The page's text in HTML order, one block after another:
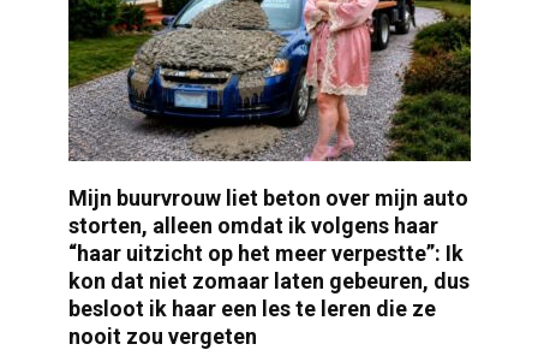
Mijn buurvrouw liet beton over mijn auto
storten, alleen omdat ik volgens haar
“haar uitzicht op het meer verpestte”: Ik
kon dat niet zomaar laten gebeuren, dus
besloot ik haar een les te leren die ze
nooit zou vergeten